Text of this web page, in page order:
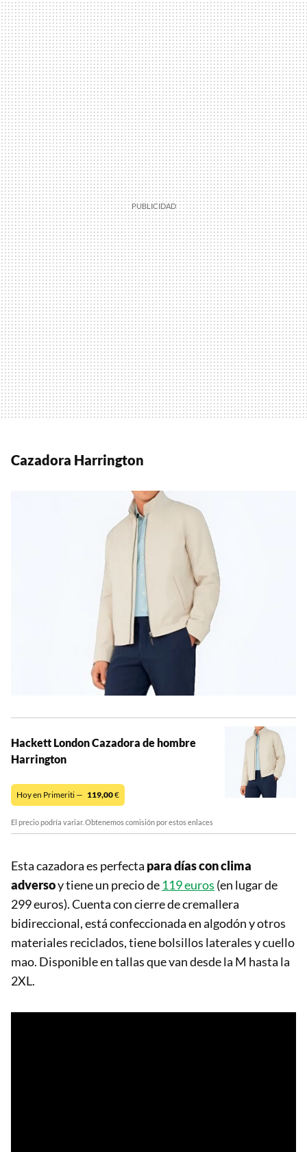
Cazadora Harrington
Hackett London Cazadora de hombre
Harrington
Hoy en Primeriti — 119,00€
El precio podría variar. Obtenemos comisión por estos enlaces
Esta cazadora es perfecta para días con clima
adversoy tiene un precio de 119 euros (en lugar de
299 euros). Cuenta con cierre de cremallera
bidireccional, está confeccionada en algodón y otros
materiales reciclados, tiene bolsillos laterales y cuello
mao. Disponible en tallas que van desde la M hasta la
2XL.